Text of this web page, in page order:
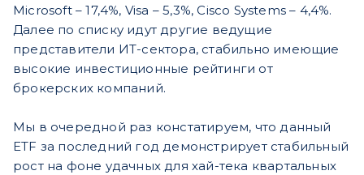
Microsoft – 17,4%, Visa – 5,3%, Cisco Systems – 4,4%.
Далее по списку идут другие ведущие
представители ИТ-сектора, стабильно имеющие
высокие инвестиционные рейтинги от
брокерских компаний.
Мы в очередной раз констатируем, что данный
ETF за последний год демонстрирует стабильный
рост на фоне удачных для хай-тека квартальных